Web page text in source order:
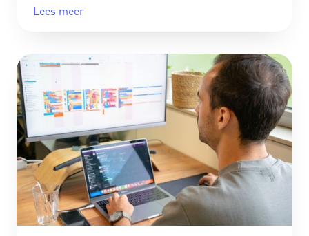
Lees meer